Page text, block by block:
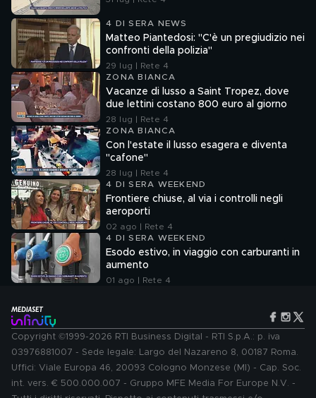
4 DI SERA NEWS
Matteo Piantedosi: "C'è un pregiudizio nei
confronti della polizia"
29 lug | Rete 4
ZONA BIANCA
Vacanze di lusso a Saint Tropez, dove
due lettini costano 800 euro al giorno
28 lug | Rete 4
ZONA BIANCA
Con l'estate il lusso esagera e diventa
"cafone"
28 lug | Rete 4
4 DI SERA WEEKEND
Frontiere chiuse, al via i controlli negli
aeroporti
02 ago | Rete 4
4 DI SERA WEEKEND
Esodo estivo, in viaggio con carburanti in
aumento
01 ago | Rete 4
Copyright ©1999-2026 RTI Business Digital - RTI S.p.A.: p. iva
03976881007 - Sede legale: Largo del Nazareno 8, 00187 Roma.
Uffici: Viale Europa 46, 20093 Cologno Monzese (MI) - Cap. Soc.
int. vers. € 500.000.007 - Gruppo MFE Media For Europe N.V. -